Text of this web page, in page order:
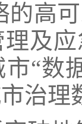
高可
及
“数
治理